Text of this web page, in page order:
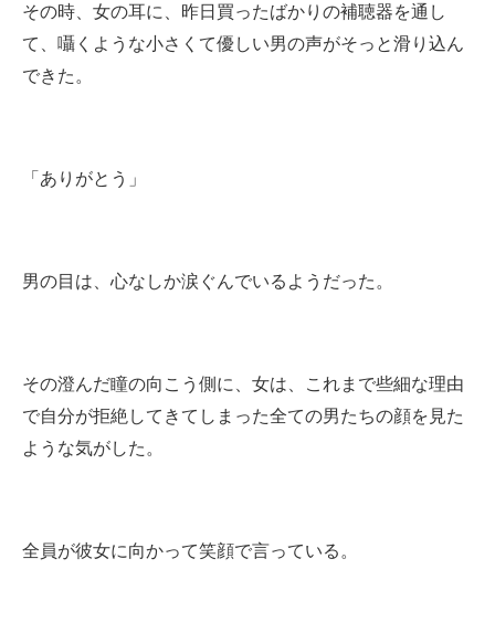
その時、女の耳に、昨日買ったばかりの補聴器を通し
て、囁くような小さくて優しい男の声がそっと滑り込ん
できた。
「ありがとう」
男の目は、心なしか涙ぐんでいる ようだった。
その澄んだ瞳の向こう側に、女は、これまで些細な理由
で自分が拒絶してきてしまった全ての男たちの顔を見た
ような気がした。
全員が彼女に向かって笑顔で言っている。